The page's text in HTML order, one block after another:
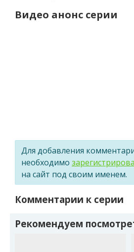
Видео анонс серии
Для добавления
необходимо
на сайт под своим именем.
Комментарии к серии
Рекомендуем